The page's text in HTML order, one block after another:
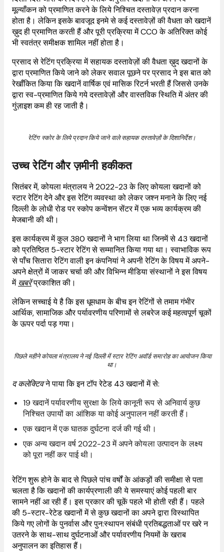
मूल्याँकन को प्रमाणित करने के लिये निश्चित दस्तावेज़ प्रदान करना
होता है। लेकिन इसके बावजूद इनमे से कई दस्तावेज़ों की वैधता को खदानें
ख़ुद ही प्रमाणित करती हैं और पूरी प्रक्रिया में CCO के अतिरिक्त कोई
भी स्वतंत्र समीक्षक शामिल नहीं होता है।
प्रसाद से रेटिंग प्रक्रिया में सहायक दस्तावेज़ों की वैधता ख़ुद खदानों के
द्वारा प्रमाणित किये जाने को लेकर सवाल पूछने पर प्रसाद ने इस बात को
रेखाँकित किया कि खदानें वार्षिक एवं मासिक रिटर्न भरती हैं जिससे उनके
द्वारा स्व-प्रमाणित किये गये दस्तावेज़ों और वास्तविक स्थिति में अंतर की
गुंज़ाइश कम ही रह जाती है।
रेटिंग स्कोर के लिये प्रदान किये जाने वाले सहायक दस्तावेज़ों के दिशानिर्देश।
उच्च रेटिंग और ज़मीनी हकीकत
सितंबर में, कोयला मंत्रालय ने 2022-23 के लिए कोयला खदानों को
स्टार रेटिंग देने और इस रेटिंग व्यवस्था को लेकर जश्न मनाने के लिए नई
दिल्ली के लोधी रोड पर स्कोप कन्वेंशन सेंटर में एक भव्य कार्यक्रम की
मेजबानी की थी।
इस कार्यक्रम में कुल 380 खदानों ने भाग लिया था जिनमें से 43 खदानों
को प्रतिष्ठित 5-स्टार रेटिंग से सम्मानित किया गया था। स्वाभाविक रूप
से पाँच सितारा रेटिंग वाली इन कंपनियां ने अपनी रेटिंग के विषय में अपने-
अपने क्षेत्रों में जाकर चर्चा की और विभिन्न मीडिया संस्थानों ने इस विषय
में खबरेंप्रकाशित की।
लेकिन सच्चाई ये है कि इस धूमधाम के बीच इन रेटिंगों से तमाम गंभीर
आर्थिक, सामाजिक और पर्यावरणीय परिणामों से लबरेज कई महत्वपूर्ण चूकों
के ऊपर पर्दा पड़ गया।
पिछले महीने कोयला मंत्रालय ने नई दिल्ली में स्टार रेटिंग अवॉर्ड समारोह का आयोजन किया
था।
द कलेक्टिवने पाया कि इन टॉप रेटेड 43 खदानों में से:
19 खदानें पर्यावरणीय सुरक्षा के लिये कानूनी रूप से अनिवार्य कुछ
निश्चित उपायों का आंशिक या कोई अनुपालन नहीं करती हैं।
एक खदान में एक घातक दुर्घटना दर्ज की गई थी।
एक अन्य खदान वर्ष 2022-23 में अपने कोयला उत्पादन के लक्ष्य
को पूरा नहीं कर पाई थी।
रेटिंग शुरू होने के बाद से पिछले पांच वर्षों के आंकड़ों की समीक्षा से पता
चलता है कि खदानों की कार्यप्रणाली की ये समस्याएं कोई पहली बार
सामने नहीं आ रही हैं। इस प्रकार की चूकें पहले भी होती रही हैं। पहले
की 5-स्टार-रेटेड खदानों में से कुछ खदानों का अपने द्वारा विस्थापित
किये गए लोगों के पुनर्वास और पुन:स्थापन संबंधी प्रतिबद्धताओं पर खरे न
उतरने के साथ-साथ दुर्घटनाओं और पर्यावरणीय नियमों के खराब
अनुपालन का इतिहास हैं।